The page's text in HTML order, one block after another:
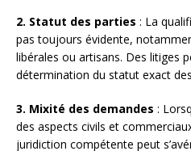
2. Statut des parties : La
pas toujours évidente,
libérales ou artisans. Des litiges
détermination du statut exact
3. Mixité des demandes :
des aspects civils et
juridiction compétente peut